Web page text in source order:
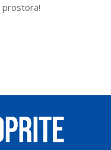
prostora!